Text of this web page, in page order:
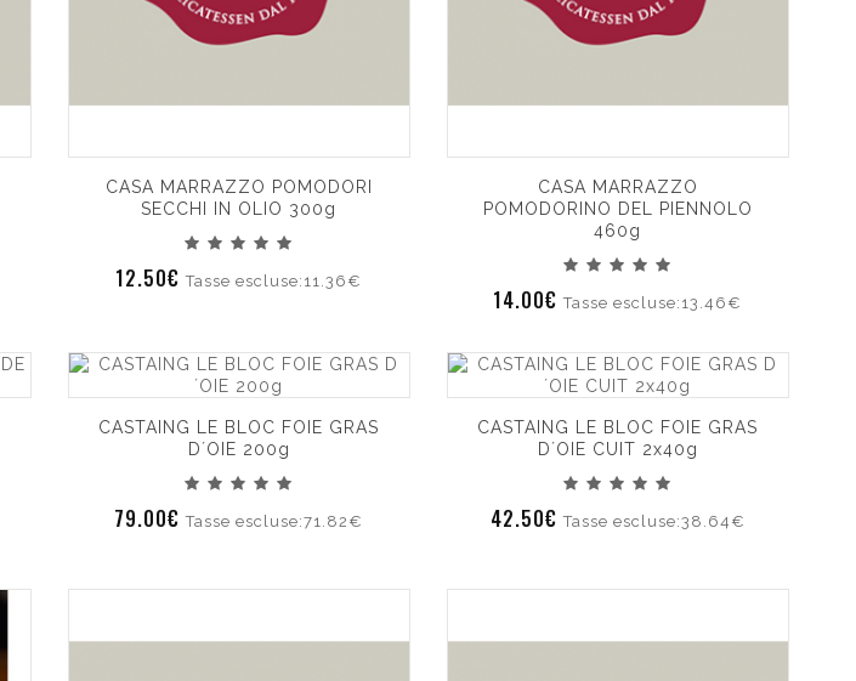
CASA MARRAZZO POMODORI
SECCHI IN OLIO 300g
12.50€Tasse escluse:11.36€
CASA MARRAZZO
POMODORINO DEL PIENNOLO
460g
14.00€Tasse escluse:13.46€
CASTAING LE BLOC FOIE GRAS
D´OIE 200g
79.00€Tasse escluse:71.82€
CASTAING LE BLOC FOIE GRAS
D´OIE CUIT 2x40g
42.50€Tasse escluse:38.64€